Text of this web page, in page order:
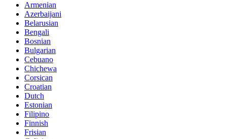
Armenian
Azerbaijani
Belarusian
Bengali
Bosnian
Bulgarian
Cebuano
Chichewa
Corsican
Croatian
Dutch
Estonian
Filipino
Finnish
Frisian